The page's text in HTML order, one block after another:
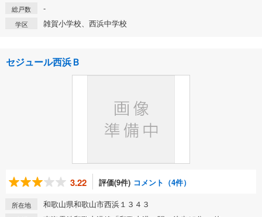
総戸数 -
学区 雑賀小学校、西浜中学校
セジュール西浜Ｂ
3.22 評価(9件) コメント（4件）
所在地 和歌山県和歌山市西浜１３４３